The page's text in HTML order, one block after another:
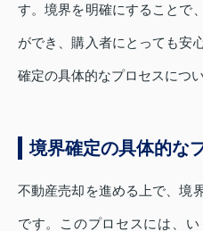
す。境界を明確にすることで
ができ、購入者にとっても安
確定の具体的なプロセスにつ
境界確定の具体的な
不動産売却を進める上で、境
です。このプロセスには、